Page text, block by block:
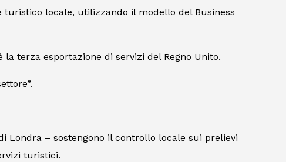
locale, utilizzando il modello del Business
terza esportazione di servizi del Regno Unito.
Londra – sostengono il controllo locale sui prelievi
turistici.